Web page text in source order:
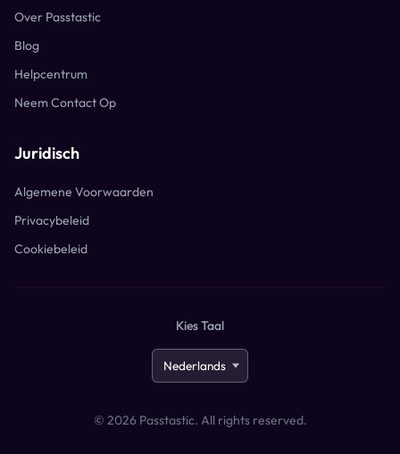
Over Passtastic
Blog
Helpcentrum
Neem Contact Op
Juridisch
Algemene Voorwaarden
Privacybeleid
Cookiebeleid
Kies Taal
© 2026Passtastic. All rights reserved.